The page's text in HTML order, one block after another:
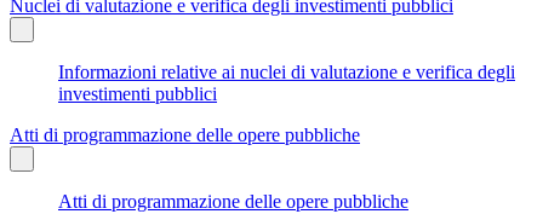
Nuclei di valutazione e verifica degli investimenti pubblici
Informazioni relative ai nuclei di valutazione e verifica degli
investimenti pubblici
Atti di programmazione delle opere pubbliche
Atti di programmazione delle opere pubbliche